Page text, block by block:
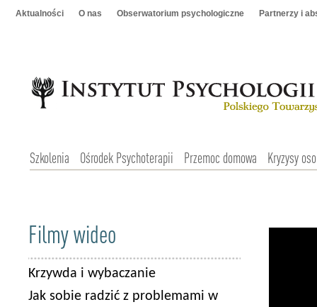
Aktualności O nas Obserwatorium psychologiczne Partnerzy i
Szkolenia Ośrodek Psychoterapii Przemoc domowa Kryzysy
Filmy wideo
Krzywda i wybaczanie
Jak sobie radzić z problemami w